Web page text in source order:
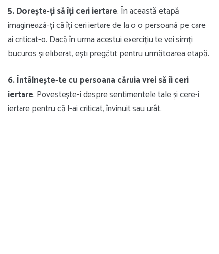
5. Dorește-ți să îți ceri iertare. În această etapă
imaginează-ți că îți ceri iertare de la o o persoană pe care
ai criticat-o. Dacă în urma acestui exercițiu te vei simți
bucuros și eliberat, ești pregătit pentru următoarea etapă.
6. Întâlnește-te cu persoana căruia vrei să îi ceri
iertare. Povestește-i despre sentimentele tale și cere-i
iertare pentru că l-ai criticat, învinuit sau urât.